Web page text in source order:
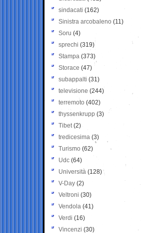
sindacati (162)
Sinistra arcobaleno (11)
Soru (4)
sprechi (319)
Stampa (373)
Storace (47)
subappalti (31)
televisione(244)
terremoto (402)
thyssenkrupp (3)
Tibet(2)
tredicesima (3)
Turismo (62)
Udc (64)
Università (128)
V-Day (2)
Veltroni (30)
Vendola (41)
Verdi (16)
Vincenzi (30)